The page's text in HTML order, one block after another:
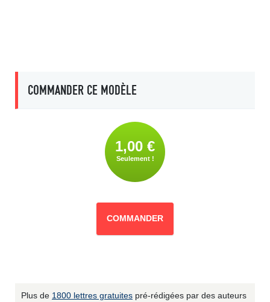
COMMANDER CE MODÈLE
1,00 €
Seulement !
COMMANDER
Plus de 1800 lettres gratuites pré-rédigées par des auteurs